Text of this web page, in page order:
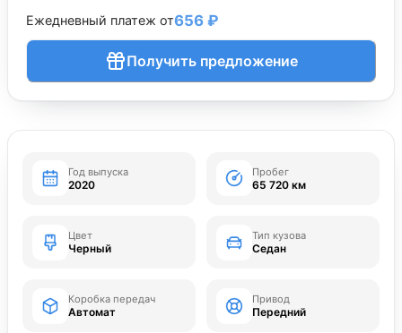
Ежедневный платеж от656 ₽
Получить предложение
Год выпуска
2020
Пробег
65 720 км
Цвет
Черный
Тип кузова
Седан
Коробка передач
Автомат
Привод
Передний